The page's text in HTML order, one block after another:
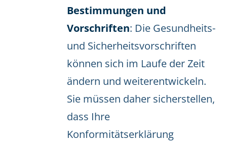
Bestimmungen und
Vorschriften: Die Gesundheits-
und Sicherheitsvorschriften
können sich im Laufe der Zeit
ändern und weiterentwickeln.
Sie müssen daher sicherstellen,
dass Ihre
Konformitätserklärung